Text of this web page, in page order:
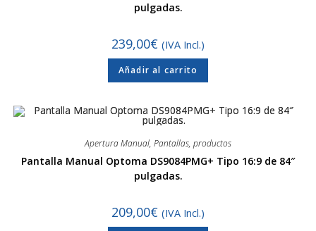
pulgadas.
239,00€ (IVA Incl.)
Añadir al carrito
Apertura Manual, Pantallas, productos
Pantalla Manual Optoma DS9084PMG+ Tipo 16:9 de 84″
pulgadas.
209,00€ (IVA Incl.)